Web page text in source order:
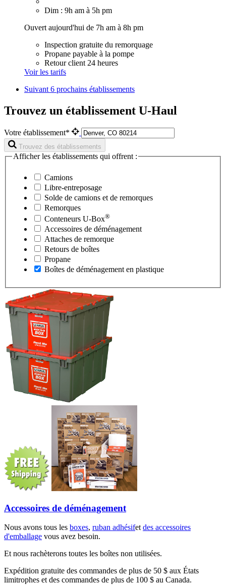
Dim : 9h am à 5h pm
Ouvert aujourd'hui de 7h am à 8h pm
Inspection gratuite du remorquage
Propane payable à la pompe
Retour client 24 heures
Voir les tarifs
Suivant6 prochains établissements
Trouvez un établissement U-Haul
Votre établissement*
Trouvez des établissements
Afficher les établissements qui offrent :
Camions
Libre-entreposage
Solde de camions et de remorques
Remorques
Conteneurs U-Box®
Accessoires de déménagement
Attaches de remorque
Retours de boîtes
Propane
Boîtes de déménagement en plastique
Accessoires de déménagement
Nous avons tous les boxes, ruban adhésifet des accessoires
d'emballage vous avez besoin.
Et nous rachèterons toutes les boîtes non utilisées.
Expédition gratuite des commandes de plus de 50 $ aux États
limitrophes et des commandes de plus de 100 $ au Canada.